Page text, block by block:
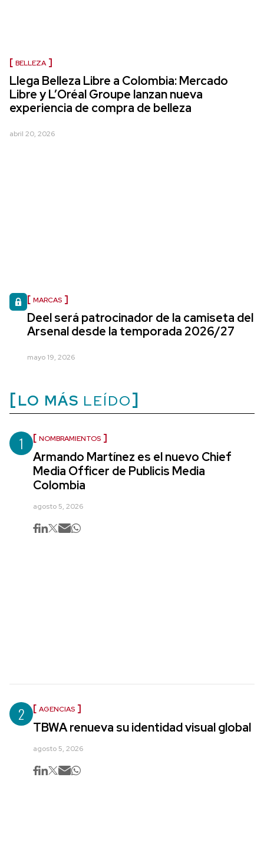
BELLEZA
Llega Belleza Libre a Colombia: Mercado
Libre y L’Oréal Groupe lanzan nueva
experiencia de compra de belleza
abril 20, 2026
MARCAS
Deel será patrocinador de la camiseta del
Arsenal desde la temporada 2026/27
mayo 19, 2026
LO MÁS LEÍDO
1 NOMBRAMIENTOS
Armando Martínez es el nuevo Chief
Media Officer de Publicis Media
Colombia
agosto 5, 2026
2 AGENCIAS
TBWA renueva su identidad visual global
agosto 5, 2026